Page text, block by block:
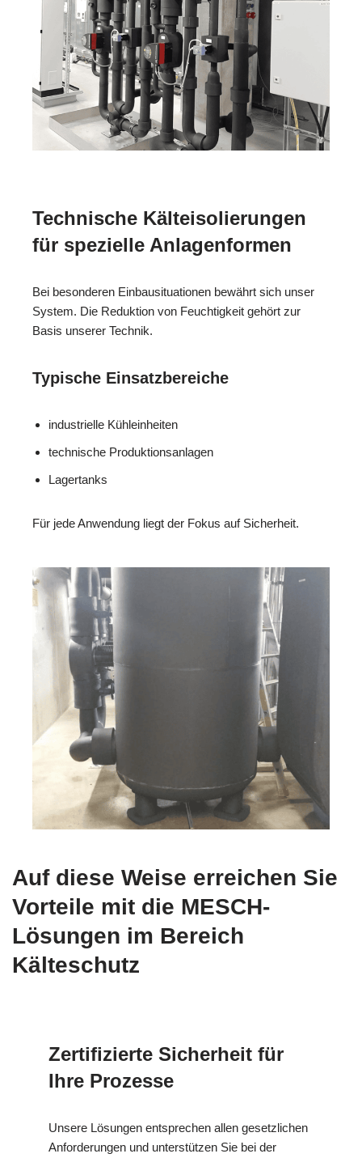
Technische Kälteisolierungen
für spezielle Anlagenformen
Bei besonderen Einbausituationen bewährt sich unser
System. Die Reduktion von Feuchtigkeit gehört zur
Basis unserer Technik.
Typische Einsatzbereiche
industrielle Kühleinheiten
technische Produktionsanlagen
Lagertanks
Für jede Anwendung liegt der Fokus auf Sicherheit.
Auf diese Weise erreichen Sie
Vorteile mit die MESCH-
Lösungen im Bereich
Kälteschutz
Zertifizierte Sicherheit für
Ihre Prozesse
Unsere Lösungen entsprechen allen gesetzlichen
Anforderungen und unterstützen Sie bei der